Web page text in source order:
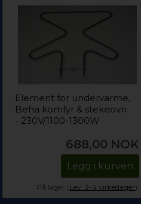
Element for undervarme,
Beha komfyr & stekeovn
- 230V/1100-1300W
688,00 NOK
Legg i kurven
På lager (Lev. 2-4 virkedager).